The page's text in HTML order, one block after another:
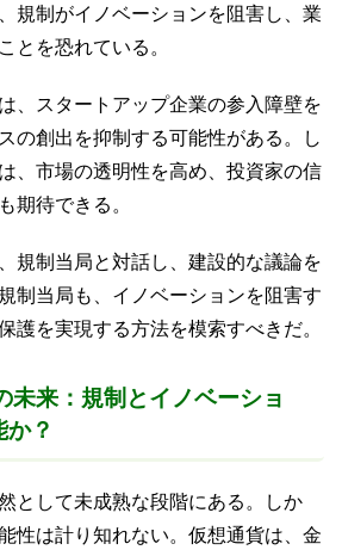
規制がイノベーションを阻害し、業
とを恐れている。
、スタートアップ企業の参入障壁を
の創出を抑制する可能性がある。し
、市場の透明性を高め、投資家の信
期待できる。
規制当局と対話し、建設的な議論を
制当局も、イノベーションを阻害す
護を実現する方法を模索すべきだ。
未来：規制とイノベーショ
か？
として未成熟な段階にある。しか
性は計り知れない。仮想通貨は、金